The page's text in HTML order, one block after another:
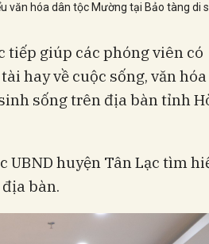
văn hóa dân tộc Mường tại Bảo tàng di
tiếp giúp các phóng viên có
hay về cuộc sống, văn hóa
sống trên địa bàn tỉnh
UBND huyện Tân Lạc tìm
bàn.